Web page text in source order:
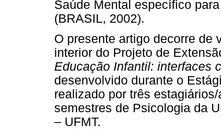
Saúde Mental específico
(BRASIL, 2002).
O presente artigo decorre de
interior do Projeto de
Educação Infantil: interfaces
desenvolvido durante o
realizado por três
semestres de Psicologia da
– UFMT.